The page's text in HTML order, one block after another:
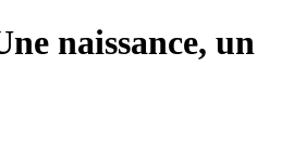
naissance, un